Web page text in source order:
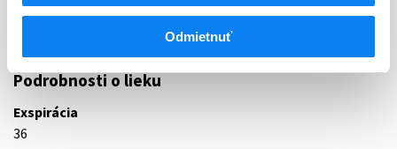
Odmietnuť
B06AC
Liečivá na dedičný angioedém
C1-inhibítor, derivát plazmy
Podrobnosti o lieku
Exspirácia
36